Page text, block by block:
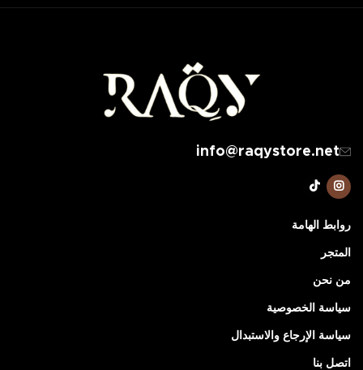
info@raqystore.net
روابط الهامة
المتجر
من نحن
سياسة الخصوصية
سياسة الإرجاع والاستبدال
اتصل بنا